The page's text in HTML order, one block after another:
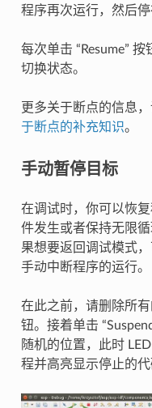
程序再次运行，然后
每次单击 “Resume”
切换状态。
更多关于断点的信息，
于断点的补充知识。
手动暂停目标
在调试时，你可以恢
件发生或者保持无限
果想要返回调试模式
手动中断程序的运行。
在此之前，请删除所有
钮。接着单击
随机的位置，此时
程并高亮显示停止的代